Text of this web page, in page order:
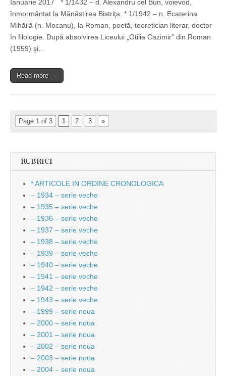
Ianuarie 2017 * 1/1432 – d. Alexandru cel Bun, voievod,
înmormântat la Mănăstirea Bistriţa. * 1/1942 – n. Ecaterina
Mihăilă (n. Mocanu), la Roman, poetă, teoretician literar, doctor
în filologie. După absolvirea Liceului „Otilia Cazimir” din Roman
(1959) şi…
Read more →
Page 1 of 3 1 2 3 »
RUBRICI
* ARTICOLE IN ORDINE CRONOLOGICA
– 1934 – serie veche
– 1935 – serie veche
– 1936 – serie veche
– 1937 – serie veche
– 1938 – serie veche
– 1939 – serie veche
– 1940 – serie veche
– 1941 – serie veche
– 1942 – serie veche
– 1943 – serie veche
– 1999 – serie noua
– 2000 – serie noua
– 2001 – serie noua
– 2002 – serie noua
– 2003 – serie noua
– 2004 – serie noua